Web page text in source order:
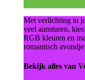
Met verlichting in
veel aansturen,
RGB kleuren en
romantisch
Bekijk alles van